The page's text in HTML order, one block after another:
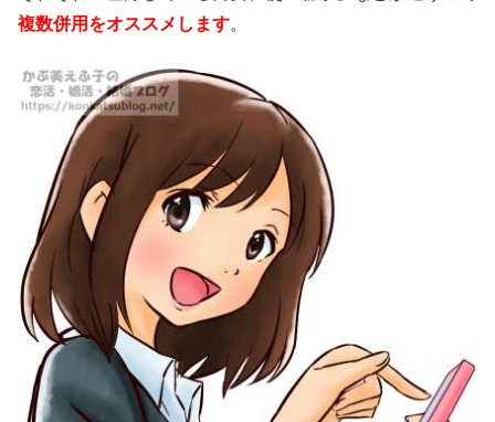
複数併用をオススメします。